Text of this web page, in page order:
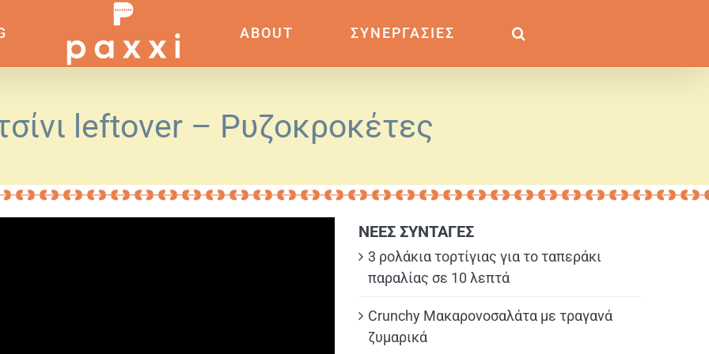
ABOUT ΣΥΝΕΡΓΑΣΙΕΣ
leftover – Ρυζοκροκέτες
ΝΕΕΣ ΣΥΝΤΑΓΕΣ
3 ρολάκια τορτίγιας για το ταπεράκι
παραλίας σε 10 λεπτά
Crunchy Μακαρονοσαλάτα με τραγανά
ζυμαρικά